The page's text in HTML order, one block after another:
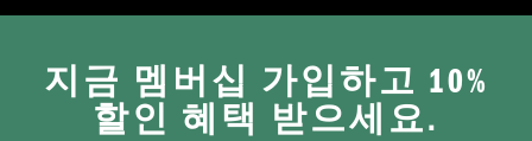
지금 멤버십 가입하고 10%
할인 혜택 받으세요.